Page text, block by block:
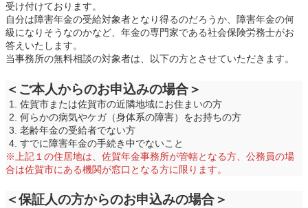
受け付けております。
自分は障害年金の受給対象者となり得るのだろうか、障害年金の何
級になりそうなのかなど、年金の専門家である社会保険労務士がお
答えいたします。
当事務所の無料相談の対象者は、以下の方とさせていただきます。
＜ご本人からのお申込みの場合＞
佐賀市または佐賀市の近隣地域にお住まいの方
何らかの病気やケガ（身体系の障害）をお持ちの方
老齢年金の受給者でない方
すでに障害年金の手続き中でないこと
※上記１の住居地は、佐賀年金事務所が管轄となる方、公務員の場
合は佐賀市にある機関が窓口となる方に限ります。
＜保証人の方からのお申込みの場合＞